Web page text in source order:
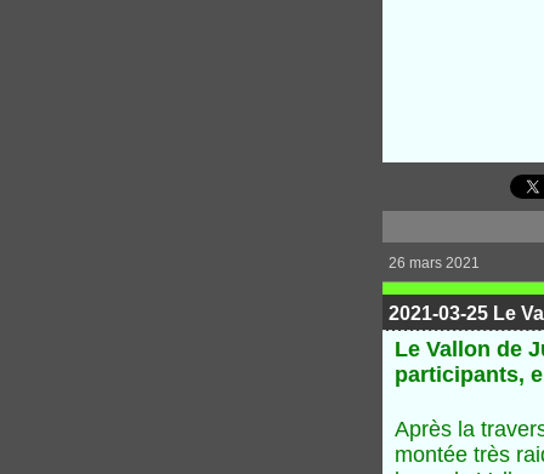
26 mars 2021
2021-03-25 Le
Le Vallon de
participants,
Après la
montée très